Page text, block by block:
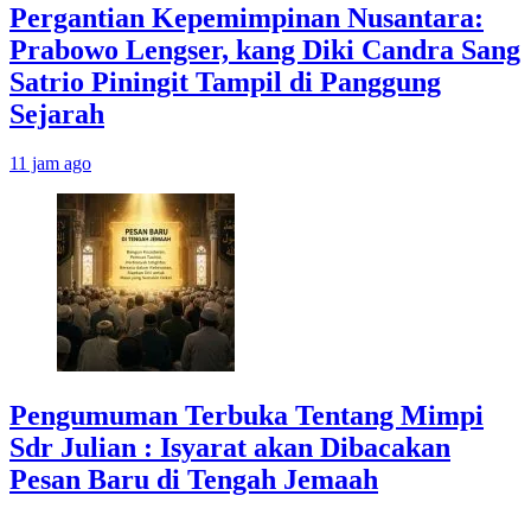
Pergantian Kepemimpinan Nusantara:
Prabowo Lengser, kang Diki Candra Sang
Satrio Piningit Tampil di Panggung
Sejarah
11 jam ago
Pengumuman Terbuka Tentang Mimpi
Sdr Julian : Isyarat akan Dibacakan
Pesan Baru di Tengah Jemaah